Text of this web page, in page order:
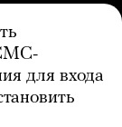
для входа